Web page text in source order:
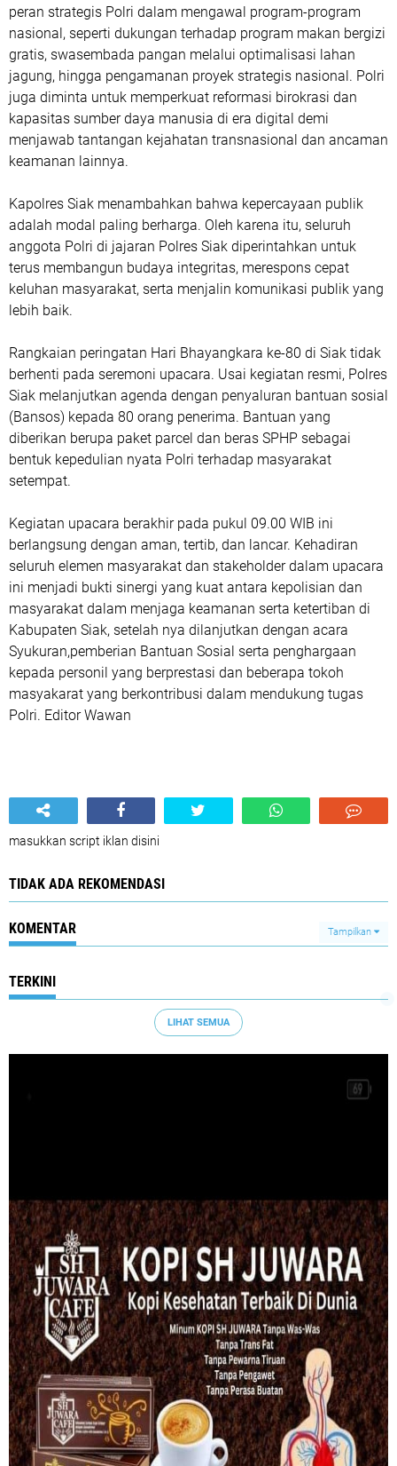
peran strategis Polri dalam mengawal program-program
nasional, seperti dukungan terhadap program makan bergizi
gratis, swasembada pangan melalui optimalisasi lahan
jagung, hingga pengamanan proyek strategis nasional. Polri
juga diminta untuk memperkuat reformasi birokrasi dan
kapasitas sumber daya manusia di era digital demi
menjawab tantangan kejahatan transnasional dan ancaman
keamanan lainnya.
Kapolres Siak menambahkan bahwa kepercayaan publik
adalah modal paling berharga. Oleh karena itu, seluruh
anggota Polri di jajaran Polres Siak diperintahkan untuk
terus membangun budaya integritas, merespons cepat
keluhan masyarakat, serta menjalin komunikasi publik yang
lebih baik.
Rangkaian peringatan Hari Bhayangkara ke-80 di Siak tidak
berhenti pada seremoni upacara. Usai kegiatan resmi, Polres
Siak melanjutkan agenda dengan penyaluran bantuan sosial
(Bansos) kepada 80 orang penerima. Bantuan yang
diberikan berupa paket parcel dan beras SPHP sebagai
bentuk kepedulian nyata Polri terhadap masyarakat
setempat.
Kegiatan upacara berakhir pada pukul 09.00 WIB ini
berlangsung dengan aman, tertib, dan lancar. Kehadiran
seluruh elemen masyarakat dan stakeholder dalam upacara
ini menjadi bukti sinergi yang kuat antara kepolisian dan
masyarakat dalam menjaga keamanan serta ketertiban di
Kabupaten Siak, setelah nya dilanjutkan dengan acara
Syukuran,pemberian Bantuan Sosial serta penghargaan
kepada personil yang berprestasi dan beberapa tokoh
masyakarat yang berkontribusi dalam mendukung tugas
Polri. Editor Wawan
masukkan script iklan disini
TIDAK ADA REKOMENDASI
KOMENTAR Tampilkan
TERKINI
LIHAT SEMUA